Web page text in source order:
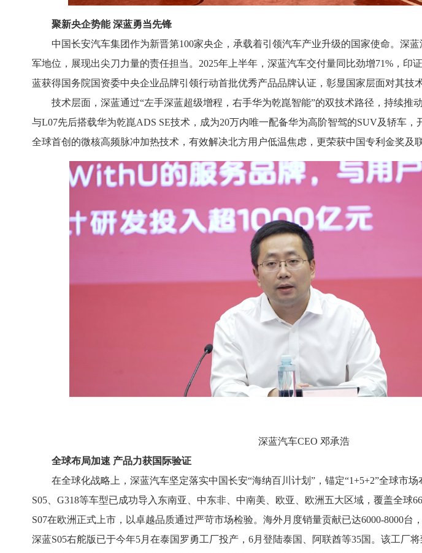
聚新央企势能 深蓝勇当先锋
中国长安汽车集团作为新晋第100家央企，承载着引领汽车产业升级的国家使命。深
军地位，展现出尖刀力量的责任担当。2025年上半年，深蓝汽车交付量同比劲增71%，印
蓝获得国务院国资委中央企业品牌引领行动首批优秀产品品牌认证，彰显国家层面对其技
技术层面，深蓝通过“左手深蓝超级增程，右手华为乾崑智能”的双技术路径，持续推
与L07先后搭载华为乾崑ADS SE技术，成为20万内唯一配备华为高阶智驾的SUV及轿车
全球首创的微核高频脉冲加热技术，有效解决北方用户低温焦虑，更荣获中国专利金奖及
深蓝汽车CEO 邓承浩
全球布局加速 产品力获国际验证
在全球化战略上，深蓝汽车坚定落实中国长安“海纳百川计划”，锚定“1+5+2”全球市场
S05、G318等车型已成功导入东南亚、中东非、中南美、欧亚、欧洲五大区域，覆盖全球
S07在欧洲正式上市，以卓越品质通过严苛市场检验。海外月度销量贡献已达6000-8000台
深蓝S05右舵版已于今年5月在泰国罗勇工厂投产，6月登陆泰国、阿联酋等35国。该工厂